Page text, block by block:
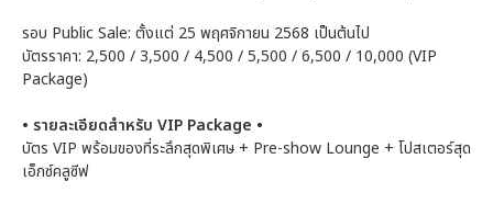
รอบ Public Sale: ตั้งแต่ 25 พฤศจิกายน 2568 เป็นต้นไป
บัตรราคา: 2,500 / 3,500 / 4,500 / 5,500 / 6,500 / 10,000 (VIP
Package)
• รายละเอียดสำหรับ VIP Package •
บัตร VIP พร้อมของที่ระลึกสุดพิเศษ + Pre-show Lounge + โปสเตอร์สุด
เอ็กซ์คลูซีฟ